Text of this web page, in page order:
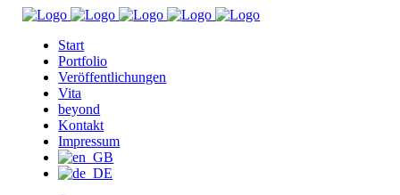
Start
Portfolio
Veröffentlichungen
Vita
beyond
Kontakt
Impressum